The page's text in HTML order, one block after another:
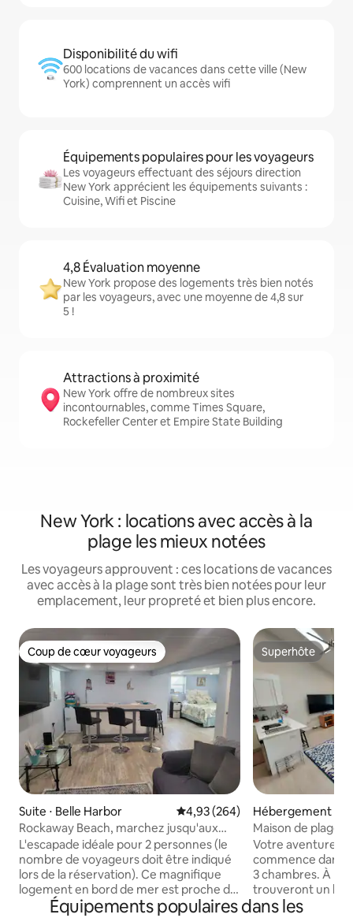
Disponibilité du wifi
600 locations de vacances dans cette ville (New
York) comprennent un accès wifi
Équipements populaires pour les voyageurs
Les voyageurs effectuant des séjours direction
New York apprécient les équipements suivants :
Cuisine, Wifi et Piscine
4,8 Évaluation moyenne
New York propose des logements très bien notés
par les voyageurs, avec une moyenne de 4,8 sur
5 !
Attractions à proximité
New York offre de nombreux sites
incontournables, comme Times Square,
Rockefeller Center et Empire State Building
New York : locations avec accès à la
plage les mieux notées
Les voyageurs approuvent : ces locations de vacances
avec accès à la plage sont très bien notées pour leur
emplacement, leur propreté et bien plus encore.
Coup de cœur voyageurs
Coup de cœur voyageurs
Suite ⋅ Belle Harbor Évaluation moyenne sur la
4,93 (264)
Rockaway Beach, marchez jusqu'aux
points chauds locaux !
L'escapade idéale pour 2 personnes (le
nombre de voyageurs doit être indiqué
lors de la réservation). Ce magnifique
logement en bord de mer est proche de
la promenade de Rockaway ! Vous vous
Superhôte
Superhôte
Hébergement ⋅
Maison de plage
plage, près des
Votre aventure à
commence dans
3 chambres. À
trouveront un lit
jumeaux, parfaits
Équipements populaires dans les